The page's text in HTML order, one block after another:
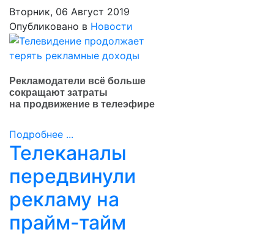
Вторник, 06 Август 2019
Опубликовано в Новости
Рекламодатели всё больше
сокращают затраты
на продвижение в телеэфире
Подробнее ...
Телеканалы
передвинули
рекламу на
прайм-тайм